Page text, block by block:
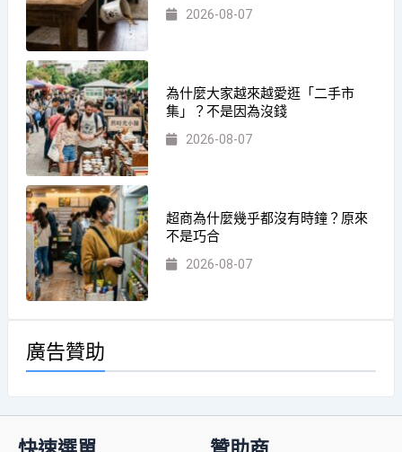
2026-08-07
為什麼大家越來越愛逛「二手市
集」？不是因為沒錢
2026-08-07
超商為什麼幾乎都沒有時鐘？原來
不是巧合
2026-08-07
廣告贊助